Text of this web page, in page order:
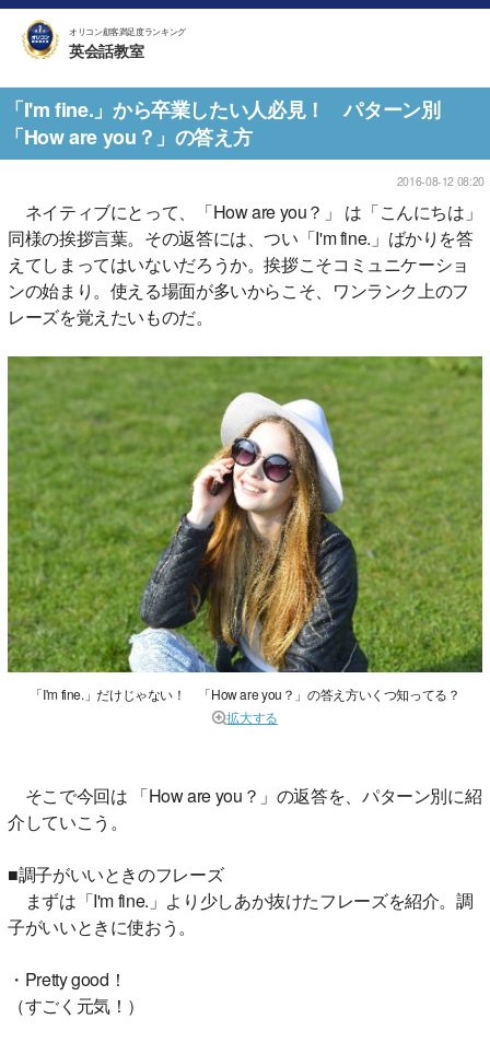
オリコン顧客満足度ランキング
英会話教室
「I'm fine.」から卒業したい人必見！ パターン別
「How are you？」の答え方
2016-08-12 08:20
ネイティブにとって、「How are you？」 は「こんにちは」
同様の挨拶言葉。その返答には、つい「I'm fine.」ばかりを答
えてしまってはいないだろうか。挨拶こそコミュニケーショ
ンの始まり。使える場面が多いからこそ、ワンランク上のフ
レーズを覚えたいものだ。
「I'm fine.」だけじゃない！ 「How are you？」の答え方いくつ知ってる？
拡大する
そこで今回は 「How are you？」の返答を、パターン別に紹
介していこう。
■調子がいいときのフレーズ
まずは「I'm fine.」より少しあか抜けたフレーズを紹介。調
子がいいときに使おう。
・Pretty good！
（すごく元気！）